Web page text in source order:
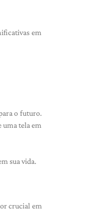
em
o futuro.
uma tela em
sua vida.
crucial em